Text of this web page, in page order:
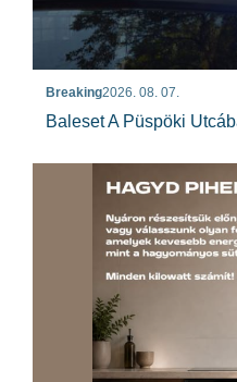
Breaking2026. 08. 07.
Baleset A Püspöki